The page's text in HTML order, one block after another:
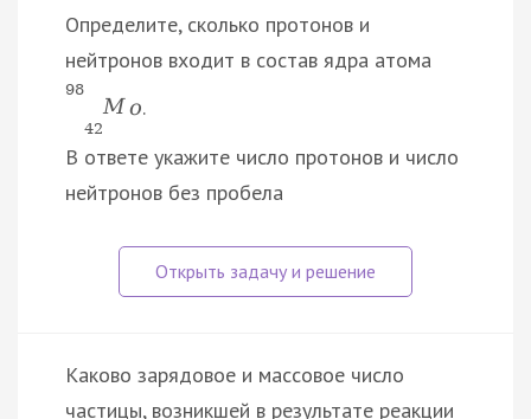
Определите, сколько протонов и
нейтронов входит в состав ядра атома
98
42
Mo.
В ответе укажите число протонов и число
нейтронов без пробела
Каково зарядовое и массовое число
частицы, возникшей в результате реакции